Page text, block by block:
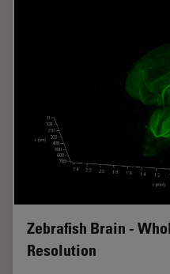
Zebrafish Brain -
Resolution